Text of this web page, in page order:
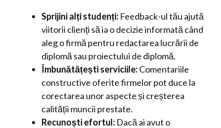
Sprijini alți studenți: Feedback-ul tău ajută
viitorii clienți să ia o decizie informată când
aleg o firmă pentru redactarea lucrării de
diplomă sau proiectului de diplomă.
Îmbunătățești serviciile:Comentariile
constructive oferite firmelor pot duce la
corectarea unor aspecte și creșterea
calității muncii prestate.
Recunoști efortul: Dacă ai avut o